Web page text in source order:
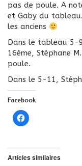
pas de poule. A
et Gaby du
les anciens
Dans le tableau 5-
16ème, Stéphane
poule.
Dans le 5-11,
Facebook
Cliquez
pour
dans
une
nouvelle
Articles similaires